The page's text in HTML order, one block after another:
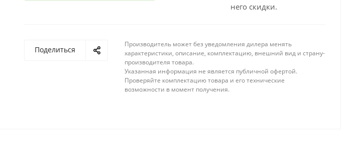
него скидки.
Поделиться
Производитель может без уведомления дилера менять
характеристики, описание, комплектацию, внешний вид и страну-
производителя товара.
Указанная информация не является публичной офертой.
Проверяйте комплектацию товара и его технические
возможности в момент получения.